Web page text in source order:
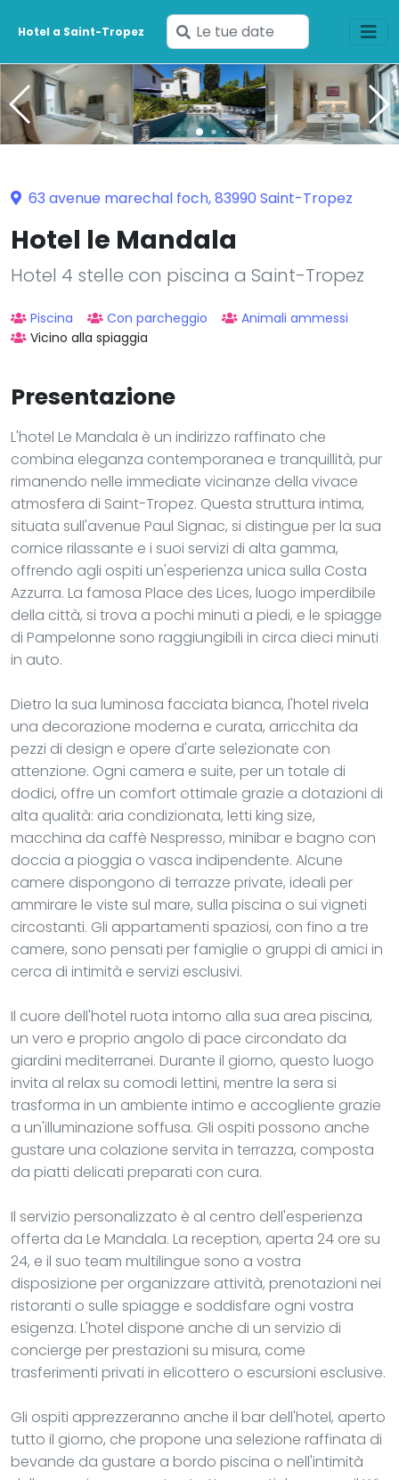
Hotel a Saint-Tropez
Inserisci
le
tue
date
63 avenue marechal foch, 83990 Saint-Tropez
Hotel le Mandala
Hotel 4 stelle con piscina a Saint-Tropez
Piscina Con parcheggio
Animali ammessi
Vicino alla spiaggia
Presentazione
L'hotel Le Mandala è un indirizzo raffinato che
combina eleganza contemporanea e tranquillità, pur
rimanendo nelle immediate vicinanze della vivace
atmosfera di Saint-Tropez. Questa struttura intima,
situata sull'avenue Paul Signac, si distingue per la sua
cornice rilassante e i suoi servizi di alta gamma,
offrendo agli ospiti un'esperienza unica sulla Costa
Azzurra. La famosa Place des Lices, luogo imperdibile
della città, si trova a pochi minuti a piedi, e le spiagge
di Pampelonne sono raggiungibili in circa dieci minuti
in auto.
Dietro la sua luminosa facciata bianca, l'hotel rivela
una decorazione moderna e curata, arricchita da
pezzi di design e opere d'arte selezionate con
attenzione. Ogni camera e suite, per un totale di
dodici, offre un comfort ottimale grazie a dotazioni di
alta qualità: aria condizionata, letti king size,
macchina da caffè Nespresso, minibar e bagno con
doccia a pioggia o vasca indipendente. Alcune
camere dispongono di terrazze private, ideali per
ammirare le viste sul mare, sulla piscina o sui vigneti
circostanti. Gli appartamenti spaziosi, con fino a tre
camere, sono pensati per famiglie o gruppi di amici in
cerca di intimità e servizi esclusivi.
Il cuore dell'hotel ruota intorno alla sua area piscina,
un vero e proprio angolo di pace circondato da
giardini mediterranei. Durante il giorno, questo luogo
invita al relax su comodi lettini, mentre la sera si
trasforma in un ambiente intimo e accogliente grazie
a un'illuminazione soffusa. Gli ospiti possono anche
gustare una colazione servita in terrazza, composta
da piatti delicati preparati con cura.
Il servizio personalizzato è al centro dell'esperienza
offerta da Le Mandala. La reception, aperta 24 ore su
24, e il suo team multilingue sono a vostra
disposizione per organizzare attività, prenotazioni nei
ristoranti o sulle spiagge e soddisfare ogni vostra
esigenza. L'hotel dispone anche di un servizio di
concierge per prestazioni su misura, come
trasferimenti privati in elicottero o escursioni esclusive.
Gli ospiti apprezzeranno anche il bar dell'hotel, aperto
tutto il giorno, che propone una selezione raffinata di
bevande da gustare a bordo piscina o nell'intimità